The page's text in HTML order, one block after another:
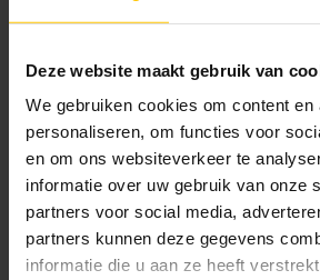
Deze website maakt gebruik van
We gebruiken cookies om content en
personaliseren, om functies voor
en om ons websiteverkeer te
informatie over uw gebruik van onze
partners voor social media,
partners kunnen deze gegevens
informatie die u aan ze heeft
Houthandel van
houthandel met eigen
Hout kopen bij de nummer 1 in
? Bij Houthandel van Gelder vindt u
tuinhout, schuttingen, bouwmaterialen